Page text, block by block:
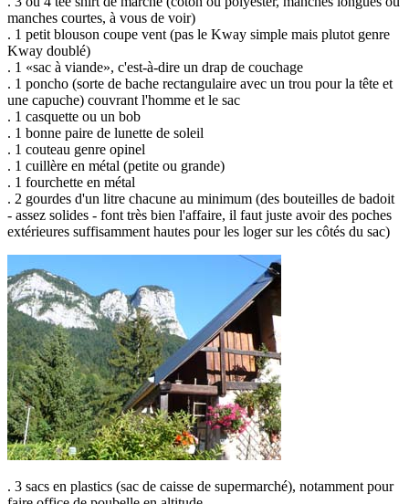
manches courtes, à vous de voir)
. 1 petit blouson coupe vent (pas le Kway simple mais plutot genre
Kway doublé)
. 1 «sac à viande», c'est-à-dire un drap de couchage
. 1 poncho (sorte de bache rectangulaire avec un trou pour la tête et
une capuche) couvrant l'homme et le sac
. 1 casquette ou un bob
. 1 bonne paire de lunette de soleil
. 1 couteau genre opinel
. 1 cuillère en métal (petite ou grande)
. 1 fourchette en métal
. 2 gourdes d'un litre chacune au minimum (des bouteilles de badoit
- assez solides - font très bien l'affaire, il faut juste avoir des poches
extérieures suffisamment hautes pour les loger sur les côtés du sac)
. 3 sacs en plastics (sac de caisse de supermarché), notamment pour